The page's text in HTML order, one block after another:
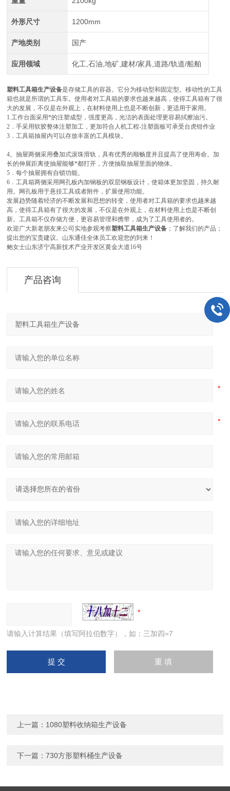
外形尺寸 1200mm
产地类别 国产
应用领域 化工,石油,地矿,建材/家具,道路/轨道/船舶
塑料工具箱生产设备是存储工具的容器。它分为移动型和固定型。移动性的工具
箱也就是所谓的工具车。使用者对工具箱的要求也越来越高，使得工具箱有了很
大的发展，不仅是在外观上，在材料使用上也是不断创新，更适用于家用。
1.工作台面采用*的注塑成型，强度更高，光洁的表面处理更容易拭擦油污。
2．手采用软胶整体注塑加工，更加符合人机工程-注塑面板可承受台虎钳作业
3．工具箱抽屉内可以存放丰富的工具模块。
4。抽屉两侧采用叠加式滚珠滑轨，具有优秀的顺畅度并且提高了使用寿命。加
长的伸展距离使抽屉能够*都打开，方便抽取抽屉里面的物体。
5．每个抽屉拥有自锁功能。
6．工具箱两侧采用网孔板内加钢板的双层钢板设计，使箱体更加坚固，持久耐
用。网孔板用于悬挂工具或者附件，扩展使用功能。
发展趋势随着经济的不断发展和思想的转变，使用者对工具箱的要求也越来越
高，使得工具箱有了很大的发展，不仅是在外观上，在材料使用上也是不断创
新。工具箱不仅存储方便，更容易管理和携带，成为了工具使用者的。
欢迎广大新老朋友来公司实地参观考察塑料工具箱生产设备 ；了解我们的产品；
提出您的宝贵建议。山东通佳全体员工欢迎您的到来！
鲍女士山东济宁高新技术产业开发区黄金大道16号
产品咨询
请输入计算结果（填写阿拉伯数字），如：三加四=7
上一篇： 1080塑料收纳箱生产设备
下一篇：730方形塑料桶生产设备